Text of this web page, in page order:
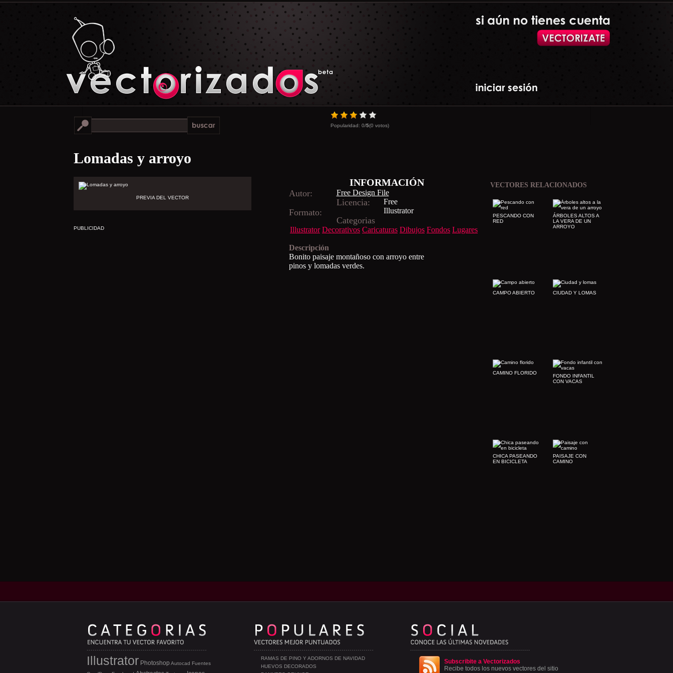
Popularidad: 0/5(0 votos)
Lomadas y arroyo
PREVIA DEL VECTOR
INFORMACIÓN
Autor: Free Design File
Licencia: Free
Formato: Illustrator
Categorias
Illustrator Decorativos Caricaturas Dibujos Fondos Lugares
Descripción
Bonito paisaje montañoso con arroyo entre
pinos y lomadas verdes.
PUBLICIDAD
VECTORES RELACIONADOS
ÁRBOLES ALTOS A
LA VERA DE UN
ARROYO
PESCANDO CON
RED
CIUDAD Y LOMAS
CAMPO ABIERTO
FONDO INFANTIL
CON VACAS
CAMINO FLORIDO
PAISAJE CON
CAMINO
CHICA PASEANDO
EN BICICLETA
Subscribite a Vectorizados
Recibe todos los nuevos vectores del sitio
RAMAS DE PINO Y ADORNOS DE NAVIDAD
HUEVOS DECORADOS
Illustrator Photoshop Autocad Fuentes